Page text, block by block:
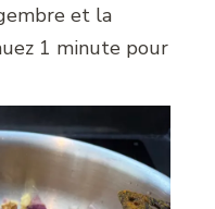
et la
1 minute pour